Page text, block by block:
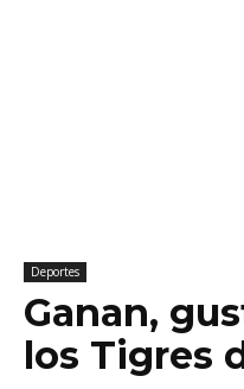
Deportes
Ganan,
los Tigres